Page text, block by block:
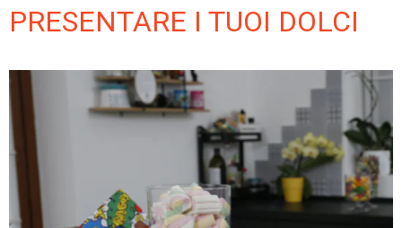
PRESENTARE I TUOI DOLCI